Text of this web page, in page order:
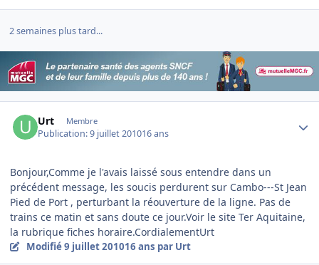
2 semaines plus tard...
Urt Membre
Publication:9 juillet 201016 ans
Bonjour,Comme je l'avais laissé sous entendre dans un
précédent message, les soucis perdurent sur Cambo---St Jean
Pied de Port , perturbant la réouverture de la ligne. Pas de
trains ce matin et sans doute ce jour.Voir le site Ter Aquitaine,
la rubrique fiches horaire.CordialementUrt
Modifié9 juillet 201016 ans par Urt